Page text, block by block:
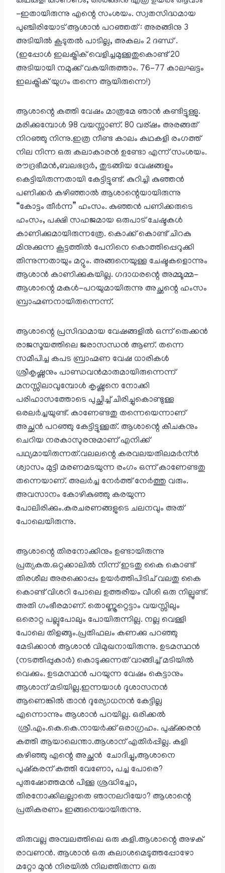
-ഇതായിരുന്നു എന്റെ സംശയം. സ്വതസിദ്ധമായ
പുഞ്ചിരിയോട് ആശാന്‍ പറഞ്ഞത് : അരങ്ങിനു 3
അടിയില്‍ കൂടുതല്‍ പാടില്ല, അകലം 2 ദണ്ഡ് .
(ഇപ്പോള്‍ ഇലക്ട്രിക് വെളിച്ചമുള്ളതുകൊണ്ട് 20
അടിയായി നമുക്ക് വകയിരുത്താം. 76-77 കാലഘട്ടം
ഇലക്ട്രിക്‌ യുഗം തന്നെ ആയിരുന്നെ!)
ആശാന്റെ കത്തി വേഷം മാത്രമേ ഞാന്‍ കണ്ടിട്ടുള്ളു.
മരിക്കുമ്പോള്‍ 98 വയസ്സാണ്. 80 വര്ഷം അരങ്ങത്
നിറഞ്ഞു നിന്നു.ഇത്ര നീണ്ട കാലം കഥകളി രംഗത്ത്
നില നിന്ന ഒരു കലാകാരന്‍ ഉണ്ടോ എന്ന് സംശയം.
രൗദ്രഭീമന്‍,ബലഭദ്രര്‍, തുടങ്ങിയ വേഷങ്ങളും
കെട്ടിയിരുന്നതായി കേട്ടിട്ടുണ്ട്. കുറിച്ചി കുഞ്ഞന്‍
പണിക്കര്‍ കഴിഞ്ഞാല്‍ ആശാന്റെയായിരുന്നു
“കോട്ടം തീര്‍ന്ന” ഹംസം. കുഞ്ഞന്‍ പണിക്കരുടെ
ഹംസം, പക്ഷി സഹജമായ ഒരുപാട് ചേഷ്ടകള്‍
കാണിക്കുമായിരുന്നത്രേ. കൊക്ക് കൊണ്ട് ചിറകു
മിനുക്കുന്ന കൂട്ടത്തില്‍ പേനിനെ കൊത്തിപ്പെറുക്കി
തിന്നുന്നതായും മറ്റും. അങ്ങനെയുള്ള ചേഷ്ടകളൊന്നും
ആശാന്‍ കാണിക്കുകയില്ല. ഗദാധരന്റെ അമ്മൂമ്മ-
ആശാന്റെ മകള്‍-പറയുമായിരുന്നു അച്ഛന്റെ ഹംസം
ബ്രാഹ്മണനായിരുന്നെന്ന്.
ആശാന്റെ പ്രസിദ്ധമായ വേഷങ്ങളിൽ ഒന്ന് തെക്കന്‍
രാജസൂയത്തിലെ ജരാസന്ധൻ ആണ്. തന്നെ
സമീപിച്ച കപട ബ്രാഹ്മണ വേഷ ധാരികള്‍
ശ്രീകൃഷ്ണനും പാണ്ഡവന്‍മാരുമായിരുന്നെന്ന്
മനസ്സിലാവുമ്പോള്‍ കൃഷ്ണനെ നോക്കി
പരിഹാസത്തോടെ പുച്ഛിച്ച് ചിരിച്ചുകൊണ്ടുള്ള
ഒരലര്‍ച്ചയുണ്ട്. കാണേണ്ടതു തന്നെയെന്നാണ്
അച്ഛന്‍ പറഞ്ഞു കേട്ടിട്ടുള്ളത്. ആശാന്റെ കീചകനും
ചെറിയ നരകാസുരനുമാണ് എനിക്ക്
പഥ്യമായിരുന്നത്.വലലന്റെ കരവലയതിലമര്‍ന്ന്‍
ശ്വാസം മുട്ടി മരണമടയുന്ന രംഗം ഒന്ന് കാണേണ്ടതു
തന്നെയാണ്. അലര്‍ച്ച നേർത്ത് നേര്‍ത്തു വരും.
അവസാനം കോഴികുഞ്ഞു കരയുന്ന
പോലിരിക്കും.കരചരണങ്ങളുടെ ചലനവും അത്
പോലെയിരുന്നു.
ആശാന്റെ തിരനോക്കിനും ഉണ്ടായിരുന്നു
പ്രത്യകത.ഒറ്റക്കാലില്‍ നിന്ന് ഇടതു കൈ കൊണ്ട്
തിരശീല അരക്കൊപ്പം ഉയര്‍ത്തിപിടിച് വലതു കൈ
കൊണ്ട് വിശറി പോലെ ഉത്തരീയം വീശി ഒരു നില്പുണ്ട്.
അതി ഗംഭീരമാണ്. തൊണ്ണൂറ്റെട്ടാം വയസ്സിലും
ഒരൊറ്റ പല്ലുപോലും പോയിരുന്നില്ല. നല്ല വെള്ളി
പോലെ തിളങ്ങും.പ്രതിഫലം കണക്കു പറഞ്ഞു
മേടിക്കാന്‍ ആശാന്‍ വിമുഖനായിരുന്നു. ഉടമസ്ഥന്‍
(നടത്തിപ്പുകാര്‍) കൊടുക്കുന്നത് വാങ്ങിച്ച് മടിയില്‍
വെക്കും. ഉടമസ്ഥന്‍ പറയുന്ന വേഷം കെട്ടാനും
ആശാന് മടിയില്ല.ഇന്നയാള്‍ ദുശാസനന്‍
ആണെങ്കില്‍ താന്‍ ദുര്യോധനന്‍ കേട്ടില്ല
എന്നൊന്നും ആശാന്‍ പറയില്ല. ഒരിക്കല്‍
ശ്രീ.എം.കെ.കെ.നായര്‍ക്ക് ഒരാഗ്രഹം. പുഷ്ക്കരന്‍
കത്തി ആയാലെന്താ.ആശാന് എതിര്‍പ്പില്ല. കളി
കഴിഞ്ഞു എന്റെ അച്ഛന്‍ ചോദിച്ചു,ആശാനെ
പുഷ്കരന് കത്തി വേണോ, പച്ച പോരെ?
പുരുഷോത്തമന്‍ പിള്ള ശ്രദ്ധിച്ചോ,
തിരനോക്കിലല്ലാതെ ഞാനലറിയോ? ആശാന്റെ
പ്രതികരണം ഇങ്ങനെയായിരുന്നു.
തിരുവല്ല അമ്പലത്തിലെ ഒരു കളി.ആശാന്റെ അഴക്‌
രാവണന്‍. ആശാന്‍ ഒരു കലാശമെടുത്തപ്പോഴോ
മറ്റോ മുന്‍ നിരയില്‍ നിലത്തിരുന്ന ഒരു